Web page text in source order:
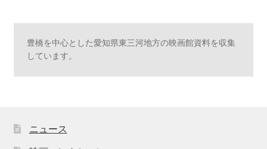
豊橋を中心とした愛知県東三河地方の映画館資料を収集
しています。
ニュース